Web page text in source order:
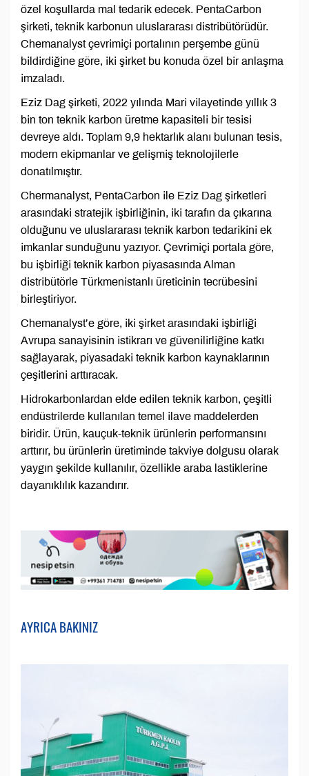
özel koşullarda mal tedarik edecek. PentaCarbon
şirketi, teknik karbonun uluslararası distribütörüdür.
Chemanalyst çevrimiçi portalının perşembe günü
bildirdiğine göre, iki şirket bu konuda özel bir anlaşma
imzaladı.
Eziz Dag şirketi, 2022 yılında Mari vilayetinde yıllık 3
bin ton teknik karbon üretme kapasiteli bir tesisi
devreye aldı. Toplam 9,9 hektarlık alanı bulunan tesis,
modern ekipmanlar ve gelişmiş teknolojilerle
donatılmıştır.
Chermanalyst, PentaCarbon ile Eziz Dag şirketleri
arasındaki stratejik işbirliğinin, iki tarafın da çıkarına
olduğunu ve uluslararası teknik karbon tedarikini ek
imkanlar sunduğunu yazıyor. Çevrimiçi portala göre,
bu işbirliği teknik karbon piyasasında Alman
distribütörle Türkmenistanlı üreticinin tecrübesini
birleştiriyor.
Chemanalyst’e göre, iki şirket arasındaki işbirliği
Avrupa sanayisinin istikrarı ve güvenilirliğine katkı
sağlayarak, piyasadaki teknik karbon kaynaklarının
çeşitlerini arttıracak.
Hidrokarbonlardan elde edilen teknik karbon, çeşitli
endüstrilerde kullanılan temel ilave maddelerden
biridir. Ürün, kauçuk-teknik ürünlerin performansını
arttırır, bu ürünlerin üretiminde takviye dolgusu olarak
yaygın şekilde kullanılır, özellikle araba lastiklerine
dayanıklılık kazandırır.
AYRICA BAKINIZ